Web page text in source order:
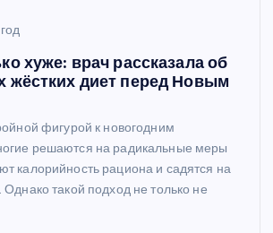
хуже: врач рассказала об
жёстких диет перед Новым
фигурой к новогодним
решаются на радикальные меры
калорийность рациона и садятся на
Однако такой подход не только не